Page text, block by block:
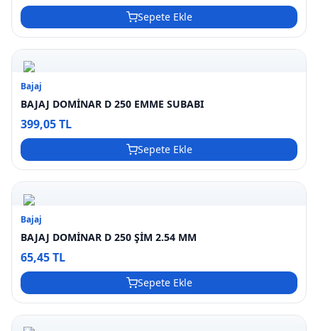
Sepete Ekle
Bajaj
BAJAJ DOMİNAR D 250 EMME SUBABI
399,05 TL
Sepete Ekle
Bajaj
BAJAJ DOMİNAR D 250 ŞİM 2.54 MM
65,45 TL
Sepete Ekle